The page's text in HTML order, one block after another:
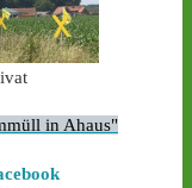
in Ahaus"